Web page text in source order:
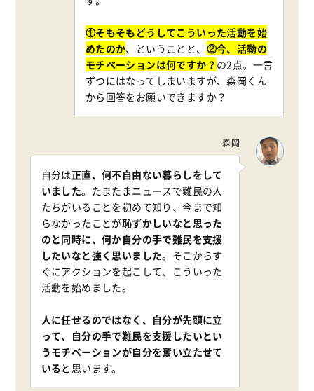
①そもそもどうしてこういった活動を始
めたのか、ということと、 ②今、活動の
モチベーションは何ですか？ の2点。一言
ずつにはなってしまいますが、森岡くん
から回答をお願いできますか？
森岡
自分は正直、何不自由ない暮らしをして
いました。たまたまニュースで難民の人
たちがいることを初めて知り、今まで知
らなかったことが恥ずかしいなと思った
のと同時に、何か自分の手で難民を支援
したいなと強く思いました。そこからす
ぐにアクションを起こして、こういった
活動を始めました。
人に任せるのではなく、自分が先頭に立
って、自分の手で難民を支援したいとい
うモチベーションが自分を奮い立たせて
いると思います。